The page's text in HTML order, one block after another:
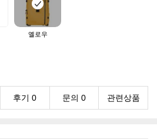
옐로우
후기 0 문의 0 관련상품